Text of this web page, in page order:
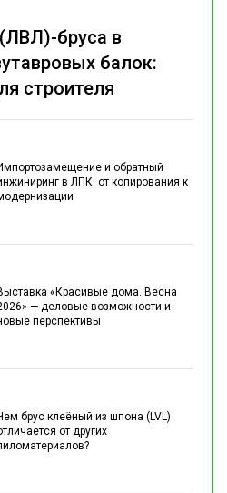
и обратный
в ЛПК: от копирования к
«Красивые дома. Весна
— деловые возможности и
перспективы
брус клеёный из шпона (LVL)
от других
бруса в
балок:
строителя